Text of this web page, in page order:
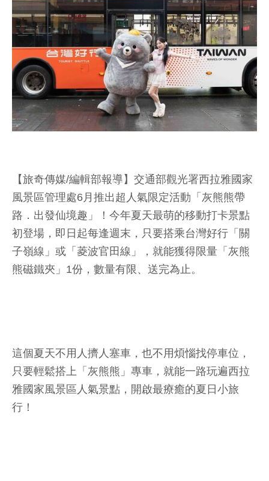
【旅奇傳媒/編輯部報導】交通部觀光署西拉雅國家
風景區管理處6月推出超人氣限定活動「灰熊熊帶
路．出發仙境趣」！今年夏天最萌的移動打卡景點
初登場，即日起每逢週末，只要搭乘台灣好行「關
子嶺線」或「菱波官田線」，就能獲得限量「灰熊
熊磁鐵夾」1份，數量有限、送完為止。
這個夏天不用人擠人塞車，也不用煩惱找停車位，
只要輕鬆搭上「灰熊熊」專車，就能一路玩遍西拉
雅國家風景區人氣景點，開啟最療癒的夏日小旅
行！